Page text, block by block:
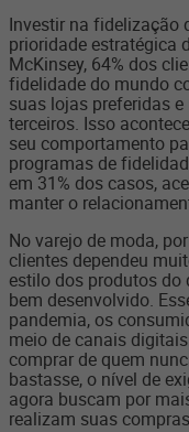
Investir na fidelização
prioridade estratégica
McKinsey, 64% dos
fidelidade do mundo
suas lojas preferidas
terceiros. Isso
seu comportamento
programas de
em 31% dos casos,
manter o
No varejo de moda,
clientes dependeu
estilo dos produtos do
bem desenvolvido.
pandemia, os
meio de canais
comprar de quem
bastasse, o nível de
agora buscam por
realizam suas